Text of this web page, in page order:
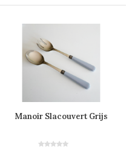
Manoir Slacouvert Grijs